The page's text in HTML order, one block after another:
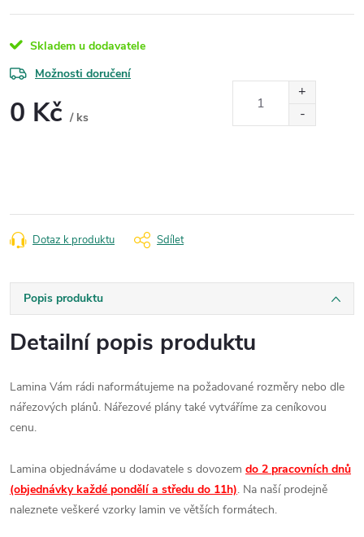
Skladem u dodavatele
Možnosti doručení
0 Kč / ks
Dotaz k produktu Sdílet
Popis produktu
Detailní popis produktu
Lamina Vám rádi naformátujeme na požadované rozměry nebo dle
nářezových plánů. Nářezové plány také vytváříme za ceníkovou
cenu.
Lamina objednáváme u dodavatele s dovozem do 2 pracovních dnů
(objednávky každé pondělí a středu do 11h). Na naší prodejně
naleznete veškeré vzorky lamin ve větších formátech.